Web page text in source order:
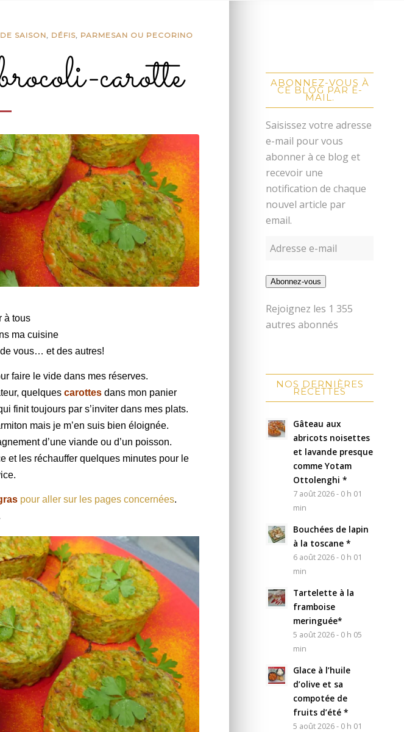
SAISON, DÉFIS, PARMESAN OU PECORINO
carotte
à tous
ma cuisine
vous… et des autres!
faire le vide dans mes réserves.
quelquescarottes dans mon panier
finit toujours par s’inviter dans mes plats.
mais je m’en suis bien éloignée.
d’une viande ou d’un poisson.
et les réchauffer quelques minutes pour le
pour aller sur les pages concernées.
ABONNEZ-VOUS À
CE BLOG PAR E-
MAIL.
Saisissez votre adresse
e-mail pour vous
abonner à ce blog et
recevoir une
notification de chaque
nouvel article par
email.
Abonnez-vous
Rejoignez les 1 355
autres abonnés
NOS DERNIÈRES
RECETTES
Gâteau aux
abricots noisettes
et lavande presque
comme Yotam
Ottolenghi *
7 août 2026 - 0 h 01
min
Bouchées de lapin
à la toscane *
6 août 2026 - 0 h 01
min
Tartelette à la
framboise
meringuée*
5 août 2026 - 0 h 05
min
Glace à l’huile
d’olive et sa
compotée de
fruits d’été *
5 août 2026 - 0 h 01